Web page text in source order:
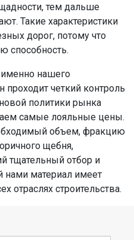
тем дальше
Такие характеристики
дорог, потому что
способность.
нашего
проходит четкий контроль
политики рынка
самые лояльные цены.
объем, фракцию
щебня,
тщательный отбор и
материал имеет
отраслях строительства.